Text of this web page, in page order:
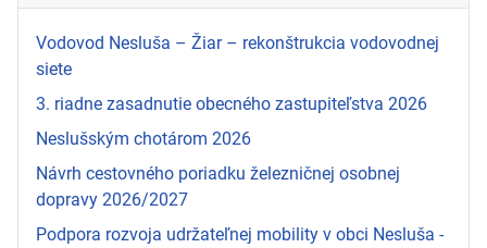
Vodovod Nesluša – Žiar – rekonštrukcia vodovodnej
siete
3. riadne zasadnutie obecného zastupiteľstva 2026
Neslušským chotárom 2026
Návrh cestovného poriadku železničnej osobnej
dopravy 2026/2027
Podpora rozvoja udržateľnej mobility v obci Nesluša -